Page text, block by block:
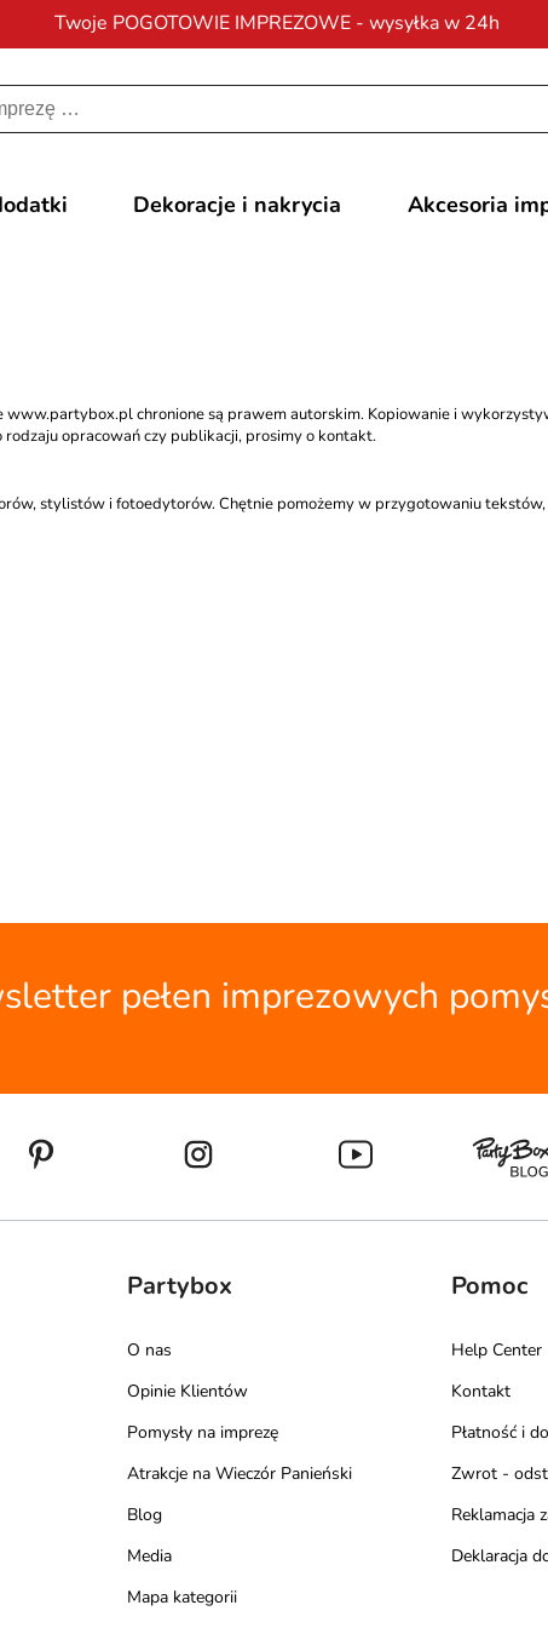
Twoje POGOTOWIE IMPREZOWE - wysyłka w 24h
Darmowa dostawana zamówienia od 200 zł
Dekoracje i nakrycia Akcesoria
chronione są prawem autorskim. Kopiowanie i
opracowań czy publikacji, prosimy o kontakt.
stylistów i fotoedytorów. Chętnie pomożemy w przygotowaniu
pełen imprezowych
Partybox
O nas
Opinie Klientów
Pomysły na imprezę
Atrakcje na Wieczór Panieński
Blog
Media
Mapa kategorii
Pomoc
Help Center
Kontakt
Płatność i
Zwrot -
Reklamacja
Deklaracja